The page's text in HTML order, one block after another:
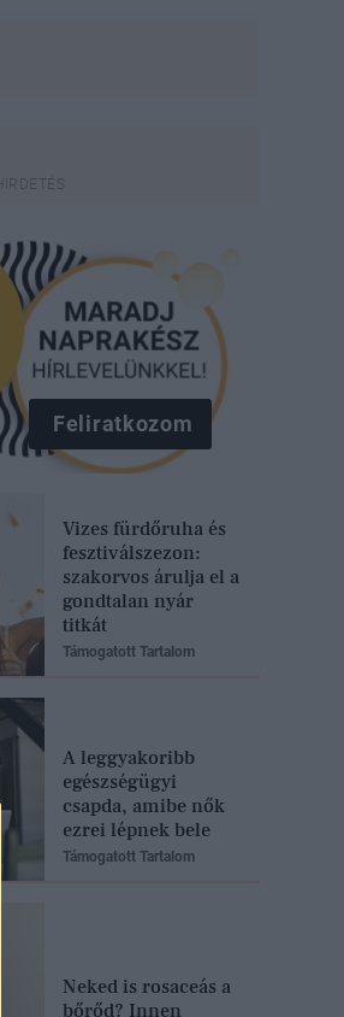
Feliratkozom
Vizes fürdőruha és
fesztiválszezon:
szakorvos árulja el a
gondtalan nyár
titkát
Támogatott Tartalom
A leggyakoribb
egészségügyi
csapda, amibe nők
ezrei lépnek bele
Támogatott Tartalom
Neked is rosaceás a
bőrőd? Innen